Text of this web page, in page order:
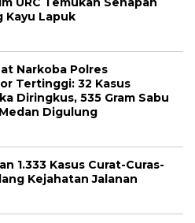
Kayu Lapuk
Narkoba Polres
Tertinggi: 32 Kasus
Diringkus, 535 Gram Sabu
Digulung
1.333 Kasus Curat-Curas-
Kejahatan Jalanan